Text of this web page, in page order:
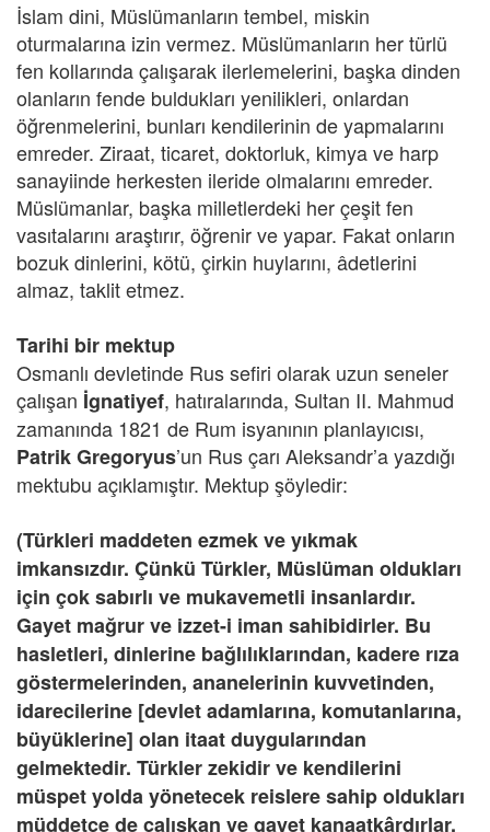
İslam dini, Müslümanların tembel, miskin
oturmalarına izin vermez. Müslümanların her türlü
fen kollarında çalışarak ilerlemelerini, başka dinden
olanların fende buldukları yenilikleri, onlardan
öğrenmelerini, bunları kendilerinin de yapmalarını
emreder. Ziraat, ticaret, doktorluk, kimya ve harp
sanayiinde herkesten ileride olmalarını emreder.
Müslümanlar, başka milletlerdeki her çeşit fen
vasıtalarını araştırır, öğrenir ve yapar. Fakat onların
bozuk dinlerini, kötü, çirkin huylarını, âdetlerini
almaz, taklit etmez.
Tarihi bir mektup
Osmanlı devletinde Rus sefiri olarak uzun seneler
çalışan İgnatiyef, hatıralarında, Sultan II. Mahmud
zamanında 1821 de Rum isyanının planlayıcısı,
Patrik Gregoryus’un Rus çarı Aleksandr’a yazdığı
mektubu açıklamıştır. Mektup şöyledir:
(Türkleri maddeten ezmek ve yıkmak
imkansızdır. Çünkü Türkler, Müslüman oldukları
için çok sabırlı ve mukavemetli insanlardır.
Gayet mağrur ve izzet-i iman sahibidirler. Bu
hasletleri, dinlerine bağlılıklarından, kadere rıza
göstermelerinden, ananelerinin kuvvetinden,
idarecilerine [devlet adamlarına, komutanlarına,
büyüklerine] olan itaat duygularından
gelmektedir. Türkler zekidir ve kendilerini
müspet yolda yönetecek reislere sahip oldukları
müddetçe de çalışkan ve gayet kanaatkârdırlar.